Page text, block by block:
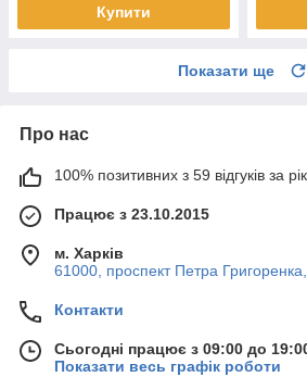
Купити
Показати ще
Про нас
100% позитивних з 59 відгуків за рік
Працює з 23.10.2015
м. Харків
61000, проспект Петра
Контакти
Сьогодні працює з 09:00 до
Показати весь графік роботи